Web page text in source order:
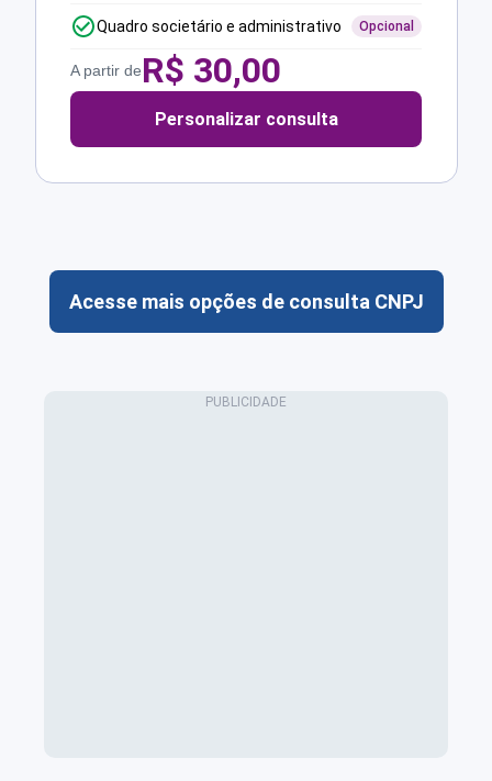
Quadro societário e administrativo Opcional
A partir deR$ 30,00
Personalizar consulta
Acesse mais opções de consulta CNPJ